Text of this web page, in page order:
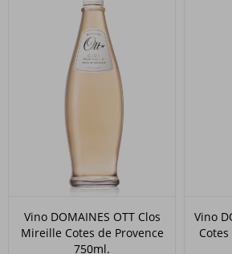
Vino DOMAINES OTT Clos
Mireille Cotes de Provence
750ml.
Vino